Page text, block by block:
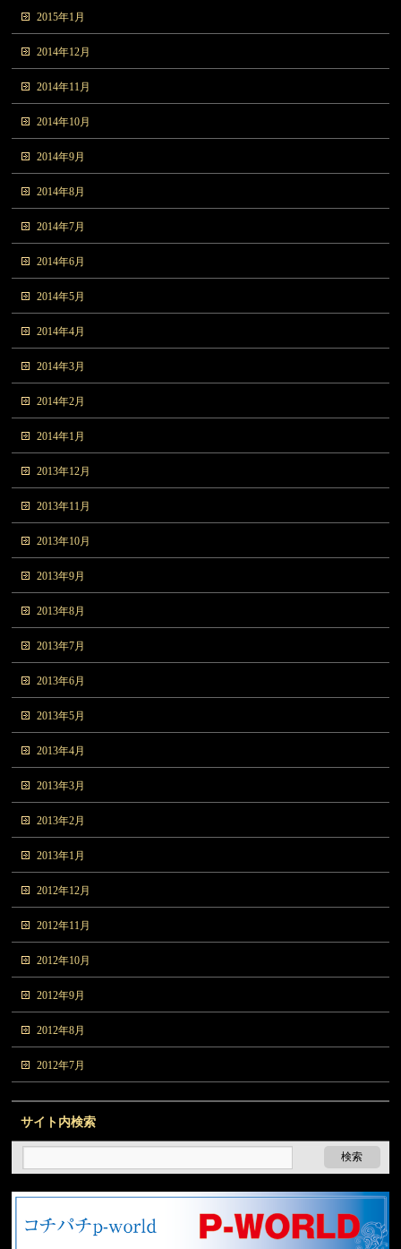
2015年1月
2014年12月
2014年11月
2014年10月
2014年9月
2014年8月
2014年7月
2014年6月
2014年5月
2014年4月
2014年3月
2014年2月
2014年1月
2013年12月
2013年11月
2013年10月
2013年9月
2013年8月
2013年7月
2013年6月
2013年5月
2013年4月
2013年3月
2013年2月
2013年1月
2012年12月
2012年11月
2012年10月
2012年9月
2012年8月
2012年7月
サイト内検索